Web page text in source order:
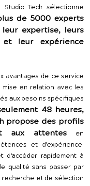
Studio Tech sélectionne
de 5000 experts
expertise, leurs
et leur expérience
avantages de ce service
en relation avec les
aux besoins spécifiques
48 heures,
propose des profils
aux attentesen
et d'expérience.
d'accéder rapidement à
qualité sans passer par
recherche et de sélection